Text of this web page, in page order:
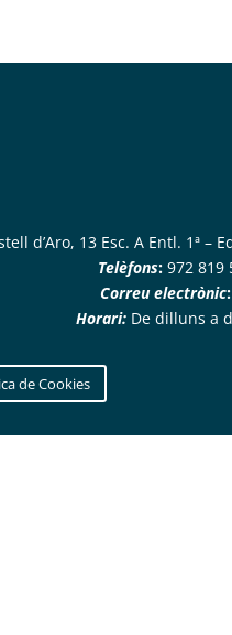
d’Aro, 13 Esc. A Entl. 1ª –
Telèfons: 972 819
Correu electrònic:
Horari:De dilluns a
de Cookies